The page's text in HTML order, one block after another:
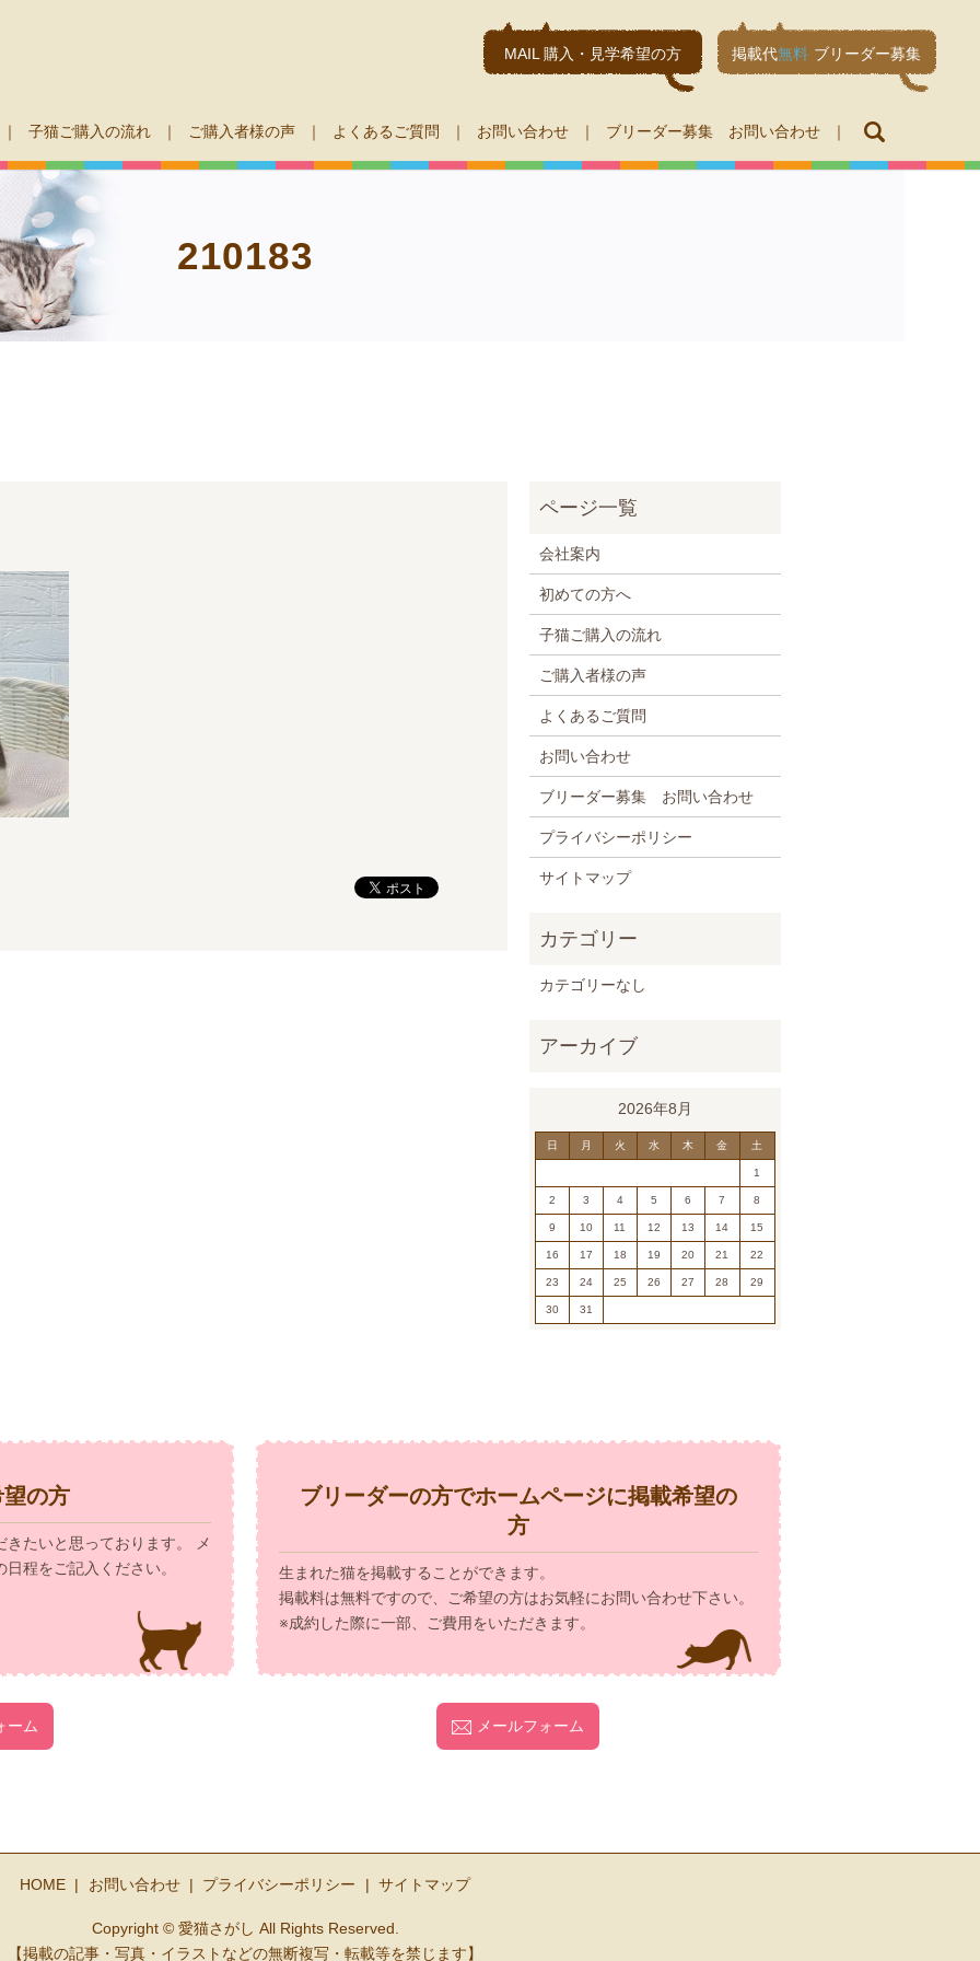
MAIL 購入・見学希望の方 掲載代無料 ブリーダー募集
子猫ご購入の流れ ご購入者様の声 よくあるご質問 お問い合わせ ブリーダー募集 お問い合わせ
210183
会社案内
初めての方へ
子猫ご購入の流れ
ご購入者様の声
よくあるご質問
お問い合わせ
ブリーダー募集 お問い合わせ
プライバシーポリシー
サイトマップ
カテゴリーなし
2026年8月
日 月 火 水 木 金 土
1
2 3 4 5 6 7 8
9 10 11 12 13 14 15
16 17 18 19 20 21 22
23 24 25 26 27 28 29
30 31
の方
たいと思っております。 メ
程をご記入ください。
ーム
ブリーダーの方でホームページに掲載希望の
方
生まれた猫を掲載することができます。
掲載料は無料ですので、ご希望の方はお気軽にお問い合わせ下さい。
※成約した際に一部、ご費用をいただきます。
メールフォーム
HOME お問い合わせ プライバシーポリシー サイトマップ
Copyright © 愛猫さがし All Rights Reserved.
【掲載の記事・写真・イラストなどの無断複写・転載等を禁じます】